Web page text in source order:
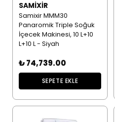
SAMIXIR
Samixir MMM30
Panaromik Triple Soğuk
İçecek Makinesi, 10 L+10
L+10 L - Siyah
₺ 74,739.00
SEPETE EKLE